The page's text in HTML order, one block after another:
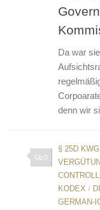
Da war
denn wir
0
§ 25D KWG
KODEX /
GERMAN-